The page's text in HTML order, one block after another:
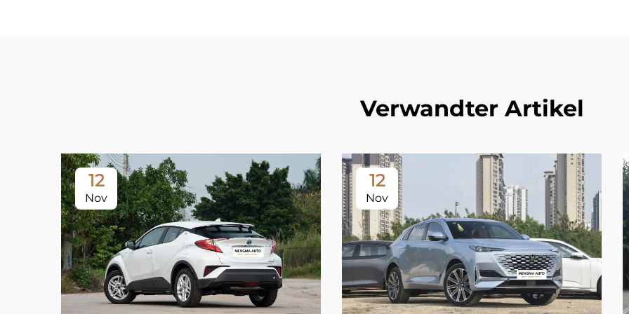
Verwandter Artikel
12
Nov
12
Nov